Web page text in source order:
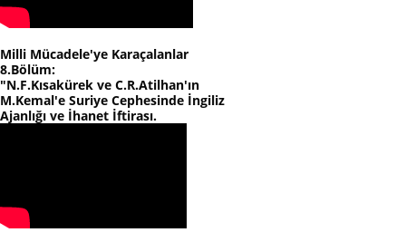
Milli Mücadele'ye Karaçalanlar
8.Bölüm:
"N.F.Kısakürek ve C.R.Atilhan'ın
M.Kemal'e Suriye Cephesinde İngiliz
Ajanlığı ve İhanet İftirası.